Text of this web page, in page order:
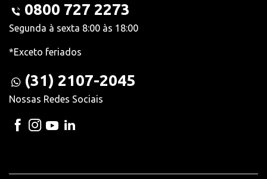
0800 727 2273
Segunda à sexta 8:00 às 18:00
*Exceto feriados
(31) 2107-2045
Nossas Redes Sociais